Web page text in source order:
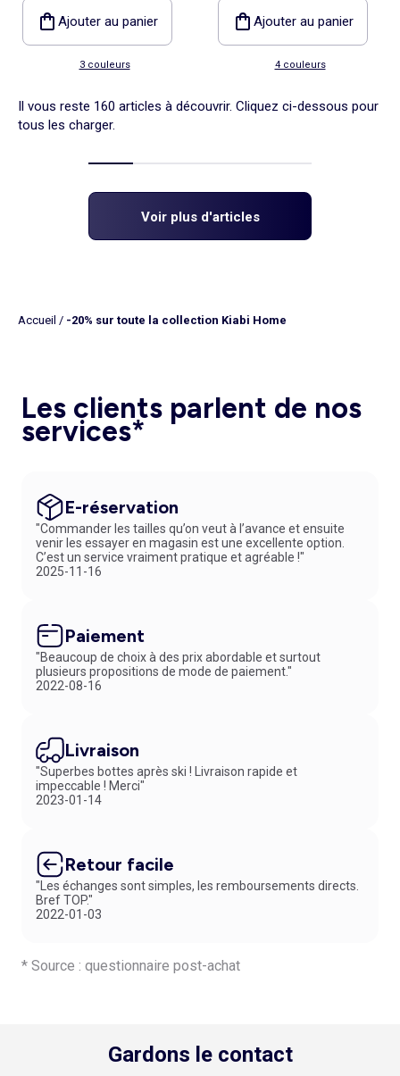
Ajouter au panier
3 couleurs
Ajouter au panier
4 couleurs
Il vous reste 160 articles à découvrir. Cliquez ci-dessous pour
tous les charger.
Voir plus d'articles
Accueil / -20% sur toute la collection Kiabi Home
Les clients parlent de nos
services*
E-réservation
"Commander les tailles qu’on veut à l’avance et ensuite
venir les essayer en magasin est une excellente option.
C’est un service vraiment pratique et agréable !"
2025-11-16
Paiement
"Beaucoup de choix à des prix abordable et surtout
plusieurs propositions de mode de paiement."
2022-08-16
Livraison
"Superbes bottes après ski ! Livraison rapide et
impeccable ! Merci"
2023-01-14
Retour facile
"Les échanges sont simples, les remboursements directs.
Bref TOP."
2022-01-03
* Source : questionnaire post-achat
Gardons le contact